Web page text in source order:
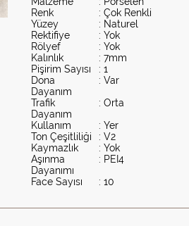
Renk
: Çok Renkli
Yüzey
: Naturel
Rektifiye
: Yok
Rölyef
: Yok
Kalınlık
: 7mm
Pişirim Sayısı
: 1
Dona
Dayanım
: Var
Trafik
Dayanım
: Orta
Kullanım
: Yer
Ton Çeşitliliği
: V2
Kaymazlık
: Yok
Aşınma
Dayanımı
: PEI4
Face Sayısı
: 10